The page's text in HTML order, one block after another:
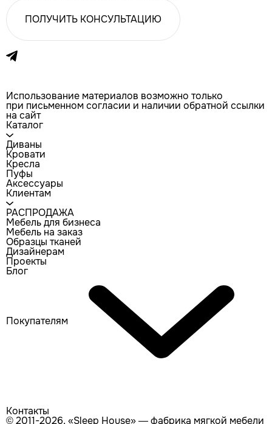
ПОЛУЧИТЬ КОНСУЛЬТАЦИЮ
Использование материалов возможно только
при письменном согласии и наличии обратной ссылки
на сайт
Каталог
Диваны
Кровати
Кресла
Пуфы
Аксессуары
Клиентам
РАСПРОДАЖА
Мебель для бизнеса
Мебель на заказ
Образцы тканей
Дизайнерам
Проекты
Блог
Покупателям
Контакты
© 2011-2026, «Sleep House» — фабрика мягкой мебели